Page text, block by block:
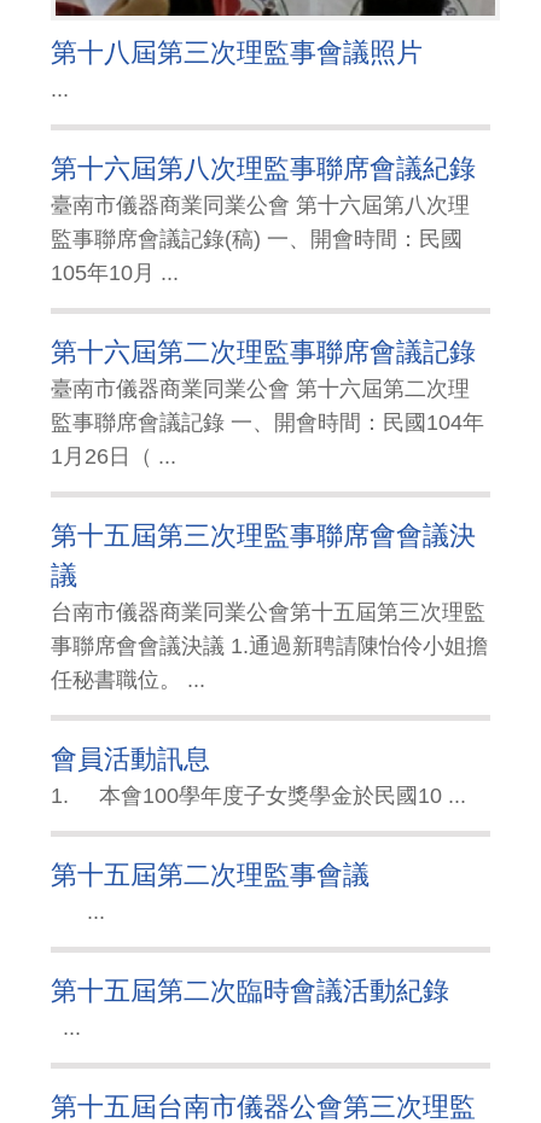
第十八屆第三次理監事會議照片
...
第十六屆第八次理監事聯席會議紀錄
臺南市儀器商業同業公會 第十六屆第八次理
監事聯席會議記錄(稿) 一、開會時間：民國
105年10月 ...
第十六屆第二次理監事聯席會議記錄
臺南市儀器商業同業公會 第十六屆第二次理
監事聯席會議記錄 一、開會時間：民國104年
1月26日（ ...
第十五屆第三次理監事聯席會會議決
議
台南市儀器商業同業公會第十五屆第三次理監
事聯席會會議決議 1.通過新聘請陳怡伶小姐擔
任秘書職位。 ...
會員活動訊息
1. 本會100學年度子女獎學金於民國10 ...
第十五屆第二次理監事會議
...
第十五屆第二次臨時會議活動紀錄
...
第十五屆台南市儀器公會第三次理監